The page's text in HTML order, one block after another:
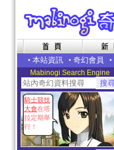
• 本站資訊 • 奇幻會員 •
Mabinogi Search Engine
騎士競技
大會在塔
拉定期舉
行！